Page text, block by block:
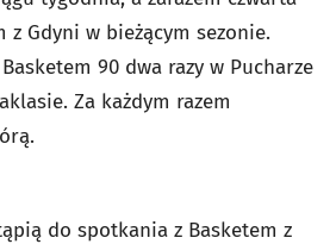
z Gdyni w bieżącym sezonie.
90 dwa razy w Pucharze
Za każdym razem
do spotkania z Basketem z